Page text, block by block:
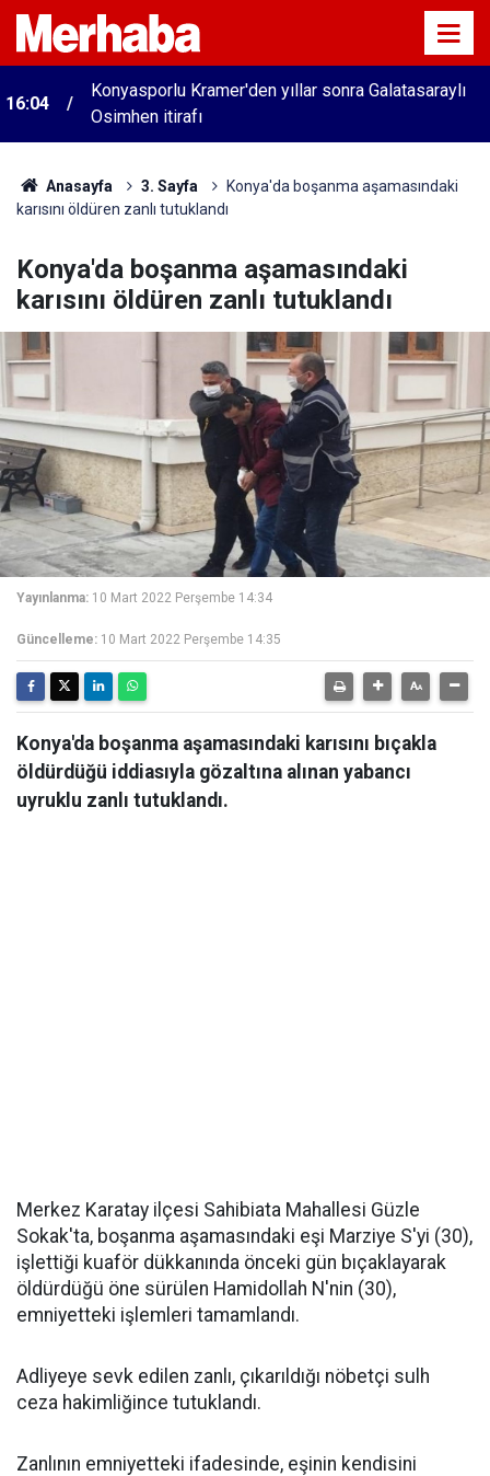
16:04
Konyasporlu Kramer'den yıllar sonra Galatasaraylı
Osimhen itirafı
Anasayfa 3. Sayfa
Konya'da boşanma aşamasındaki
karısını öldüren zanlı tutuklandı
Konya'da boşanma aşamasındaki
karısını öldüren zanlı tutuklandı
Yayınlanma: 10 Mart 2022 Perşembe 14:34
Güncelleme: 10 Mart 2022 Perşembe 14:35
Konya'da boşanma aşamasındaki karısını bıçakla
öldürdüğü iddiasıyla gözaltına alınan yabancı
uyruklu zanlı tutuklandı.
Merkez Karatay ilçesi Sahibiata Mahallesi Güzle
Sokak'ta, boşanma aşamasındaki eşi Marziye S'yi (30),
işlettiği kuaför dükkanında önceki gün bıçaklayarak
öldürdüğü öne sürülen Hamidollah N'nin (30),
emniyetteki işlemleri tamamlandı.
Adliyeye sevk edilen zanlı, çıkarıldığı nöbetçi sulh
ceza hakimliğince tutuklandı.
Zanlının emniyetteki ifadesinde, eşinin kendisini